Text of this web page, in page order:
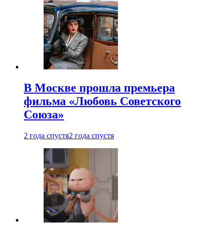
В Москве прошла премьера
фильма «Любовь Советского
Союза»
2 года спустя2 года спустя